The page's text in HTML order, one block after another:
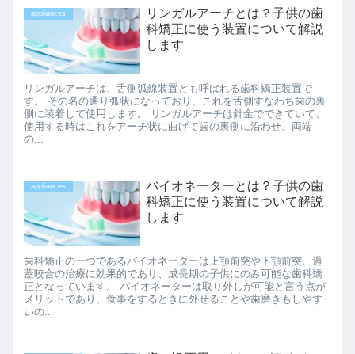
appliances
リンガルアーチとは？子供の歯
科矯正に使う装置について解説
します
リンガルアーチは、舌側弧線装置とも呼ばれる歯科矯正装置で
す。 その名の通り弧状になっており、これを舌側すなわち歯の裏
側に装着して使用します。 リンガルアーチは針金でできていて、
使用する時はこれをアーチ状に曲げて歯の裏側に沿わせ、両端
の...
appliances
バイオネーターとは？子供の歯
科矯正に使う装置について解説
します
歯科矯正の一つであるバイオネーターは上顎前突や下顎前突、過
蓋咬合の治療に効果的であり、成長期の子供にのみ可能な歯科矯
正となっています。 バイオネーターは取り外しが可能と言う点が
メリットであり、食事をするときに外せることや歯磨きもしやす
いの...